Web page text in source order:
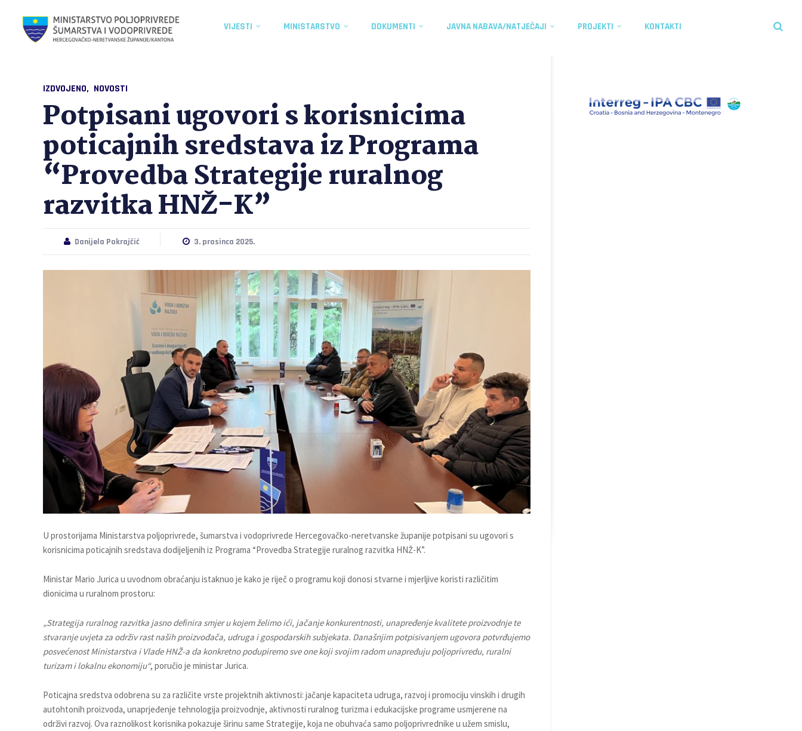
VIJESTI MINISTARSTVO DOKUMENTI JAVNA NABAVA/NATJEČAJI PROJEKTI KONTAKTI
IZDVOJENO NOVOSTI
Potpisani ugovori s korisnicima
poticajnih sredstava iz Programa
“Provedba Strategije ruralnog
razvitka HNŽ-K”
Danijela Pokrajčić 3. prosinca 2025.
U prostorijama Ministarstva poljoprivrede, šumarstva i vodoprivrede Hercegovačko-neretvanske županije potpisani su ugovori s
korisnicima poticajnih sredstava dodijeljenih iz Programa “Provedba Strategije ruralnog razvitka HNŽ-K”.
Ministar Mario Jurica u uvodnom obraćanju istaknuo je kako je riječ o programu koji donosi stvarne i mjerljive koristi različitim
dionicima u ruralnom prostoru:
„Strategija ruralnog razvitka jasno definira smjer u kojem želimo ići, jačanje konkurentnosti, unapređenje kvalitete proizvodnje te
stvaranje uvjeta za održiv rast naših proizvođača, udruga i gospodarskih subjekata. Današnjim potpisivanjem ugovora potvrđujemo
posvećenost Ministarstva i Vlade HNŽ-a da konkretno podupiremo sve one koji svojim radom unapređuju poljoprivredu, ruralni
turizam i lokalnu ekonomiju“, poručio je ministar Jurica.
Poticajna sredstva odobrena su za različite vrste projektnih aktivnosti: jačanje kapaciteta udruga, razvoj i promociju vinskih i drugih
autohtonih proizvoda, unaprjeđenje tehnologija proizvodnje, aktivnosti ruralnog turizma i edukacijske programe usmjerene na
održivi razvoj. Ova raznolikost korisnika pokazuje širinu same Strategije, koja ne obuhvaća samo poljoprivrednike u užem smislu,